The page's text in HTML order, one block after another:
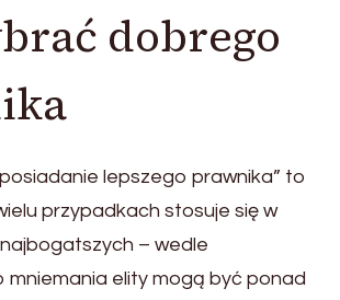
dobrego
lepszego prawnika” to
przypadkach stosuje się w
– wedle
mniemania elity mogą być ponad